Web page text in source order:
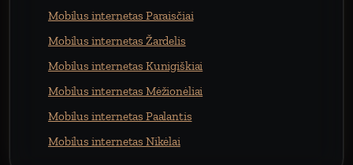
Mobilus internetas Paraisčiai
Mobilus internetas Žardelis
Mobilus internetas Kunigiškiai
Mobilus internetas Mėžionėliai
Mobilus internetas Paalantis
Mobilus internetas Nikėlai